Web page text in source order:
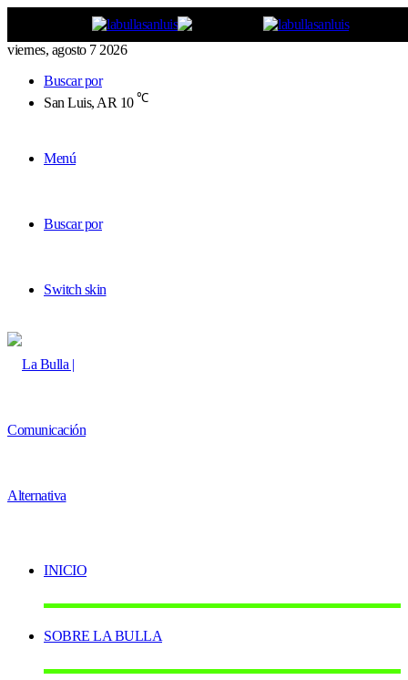
viernes, agosto 7 2026
Buscar por
San Luis, AR 10 ℃
Menú
Buscar por
Switch skin
INICIO
SOBRE LA BULLA